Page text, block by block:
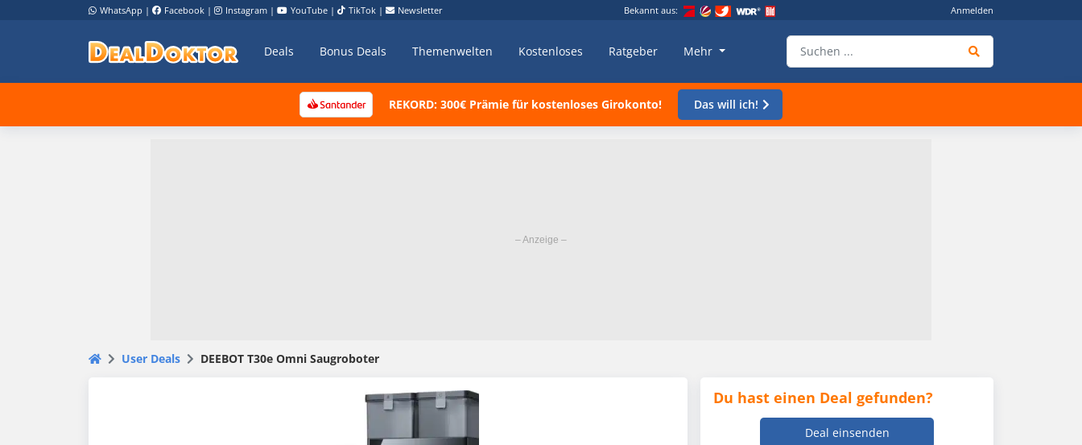
WhatsApp | Facebook | Instagram | YouTube | TikTok | Newsletter Bekannt aus: Anmelden
Deals Bonus Deals Themenwelten Kostenloses Ratgeber Mehr
REKORD: 300€ Prämie für kostenloses Girokonto! Das will ich!
User Deals DEEBOT T30e Omni Saugroboter
Du hast einen Deal gefunden?
Deal einsenden